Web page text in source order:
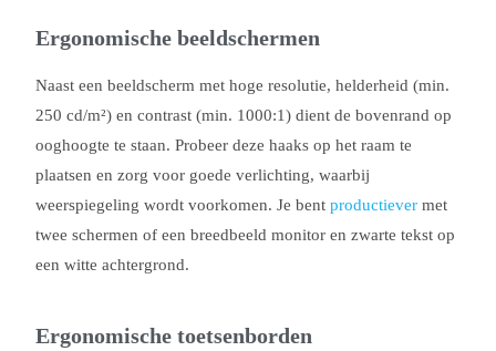
Ergonomische beeldschermen
Naast een beeldscherm met hoge resolutie, helderheid (min.
250 cd/m²) en contrast (min. 1000:1) dient de bovenrand op
ooghoogte te staan. Probeer deze haaks op het raam te
plaatsen en zorg voor goede verlichting, waarbij
weerspiegeling wordt voorkomen. Je bentproductievermet
twee schermen of een breedbeeld monitor en zwarte tekst op
een witte achtergrond.
Ergonomische toetsenborden